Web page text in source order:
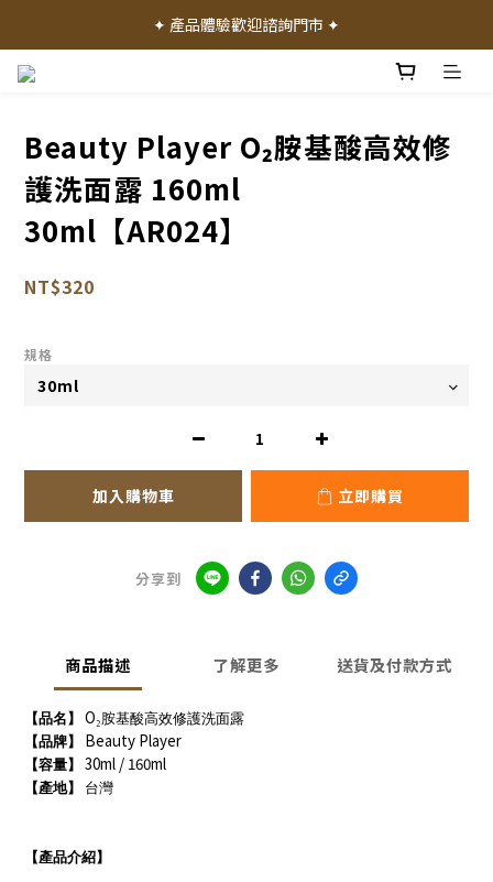
✦ 加入會員就送 50 元購物禮金 ✦
✦ 產品體驗歡迎諮詢門市 ✦
Beauty Player O₂胺基酸高效修
護洗面露 160ml
30ml【AR024】
NT$320
規格
加入購物車 立即購買
分享到
商品描述 了解更多 送貨及付款方式
【品名】 O₂胺基酸高效修護洗面露
【品牌】
Beauty Player
【容量】 30ml / 160ml
【產地】 台灣
【產品介紹】